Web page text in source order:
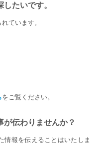
たいです。
ています。
をご覧ください。
が伝わりませんか？
情報を伝えることはいたしま